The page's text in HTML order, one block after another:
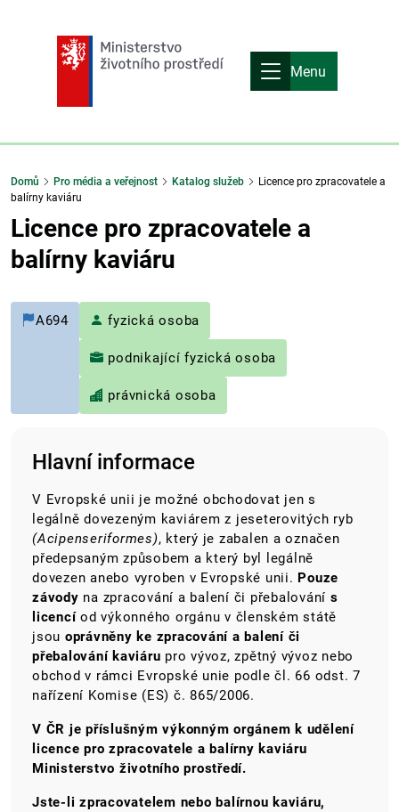
Menu
Domů Pro média a veřejnost Katalog služeb
Licence pro zpracovatele a
balírny kaviáru
Licence pro zpracovatele a
balírny kaviáru
A694 fyzická osoba
podnikající fyzická osoba
právnická osoba
Hlavní informace
V Evropské unii je možné obchodovat jen s
legálně dovezeným kaviárem z jeseterovitých ryb
(Acipenseriformes), který je zabalen a označen
předepsaným způsobem a který byl legálně
dovezen anebo vyroben v Evropské unii. Pouze
závody na zpracování a balení či přebalování s
licencí od výkonného orgánu v členském státě
jsou oprávněny ke zpracování a balení či
přebalování kaviáru pro vývoz, zpětný vývoz nebo
obchod v rámci Evropské unie podle čl. 66 odst. 7
nařízení Komise (ES) č. 865/2006.
V ČR je příslušným výkonným orgánem k udělení
licence pro zpracovatele a balírny kaviáru
Ministerstvo životního prostředí.
Jste-li zpracovatelem nebo balírnou kaviáru,